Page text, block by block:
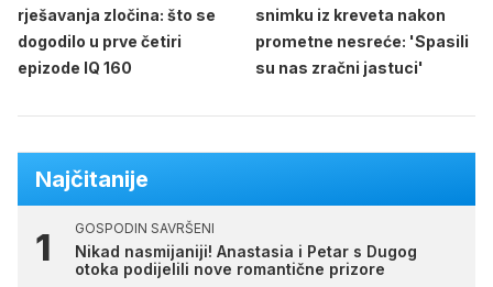
rješavanja zločina: što se
dogodilo u prve četiri
epizode IQ 160
snimku iz kreveta nakon
prometne nesreće: 'Spasili
su nas zračni jastuci'
Najčitanije
GOSPODIN SAVRŠENI
Nikad nasmijaniji! Anastasia i Petar s Dugog
otoka podijelili nove romantične prizore